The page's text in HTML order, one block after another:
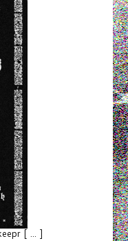
[ ... ]